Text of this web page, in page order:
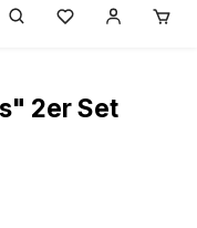
Du hast 0
2er Set